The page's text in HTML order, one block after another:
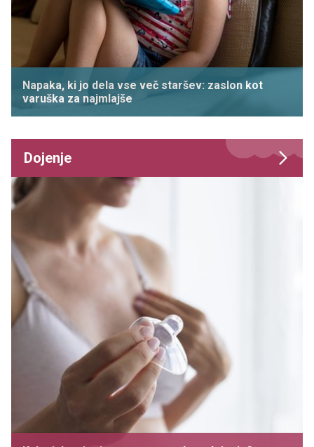
Napaka, ki jo dela vse več staršev: zaslon kot
varuška za najmlajše
Dojenje